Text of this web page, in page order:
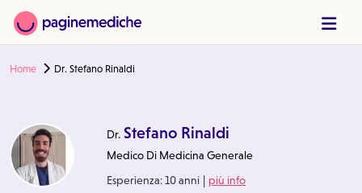
Home Dr. Stefano Rinaldi
Dr. Stefano Rinaldi
Medico Di Medicina Generale
Esperienza:10 anni | più info